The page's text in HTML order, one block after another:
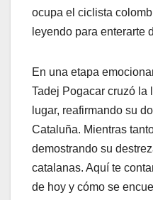
ocupa el ciclista
leyendo para enterarte
En una etapa
Tadej Pogacar cruzó la
lugar, reafirmando su
Cataluña. Mientras
demostrando su
catalanas. Aquí te
de hoy y cómo se